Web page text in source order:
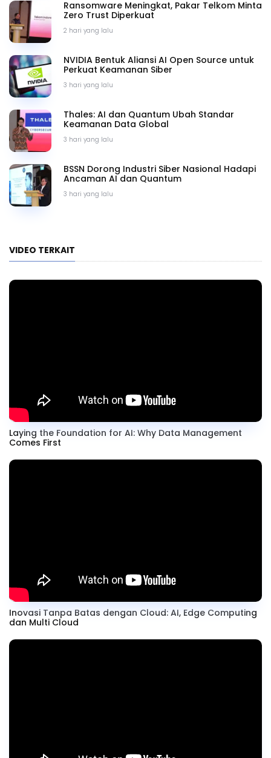
2 hari yang lalu
Ransomware Meningkat, Pakar Telkom Minta
Zero Trust Diperkuat
3 hari yang lalu
NVIDIA Bentuk Aliansi AI Open Source untuk
Perkuat Keamanan Siber
3 hari yang lalu
Thales: AI dan Quantum Ubah Standar
Keamanan Data Global
3 hari yang lalu
BSSN Dorong Industri Siber Nasional Hadapi
Ancaman AI dan Quantum
VIDEO TERKAIT
Laying the Foundation for AI: Why Data Management
Comes First
Inovasi Tanpa Batas dengan Cloud: AI, Edge Computing
dan Multi Cloud